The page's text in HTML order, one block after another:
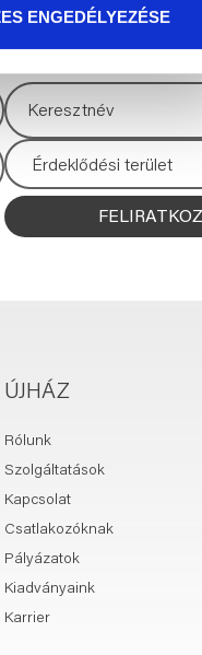
ENGEDÉLYEZÉSE
akcióinkról!
ÚJHÁZ
Rólunk
Szolgáltatások
Kapcsolat
Csatlakozóknak
Pályázatok
Kiadványaink
Karrier